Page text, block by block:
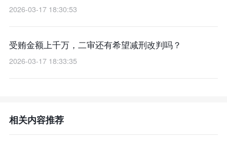
2026-03-17 18:30:53
受贿金额上千万，二审还有希望减刑改判吗？
2026-03-17 18:33:35
相关内容推荐